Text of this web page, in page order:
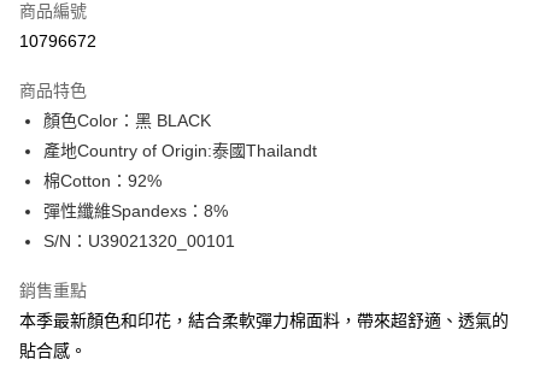
信用卡分期付款
合作金庫商業銀行
華南商業銀行
上海商業儲蓄銀行
台北富邦商業銀行
國泰世華商業銀行
臺灣中小企業銀行
元大商業銀行
台新國際商業銀行
中國信託商業銀行
台灣樂天信用卡公司
超商取貨付款
LINE Pay
Apple Pay
街口支付
悠遊付
全盈+PAY
商品編號
10796672
商品特色
顏色Color：黑 BLACK
產地Country of Origin:泰國Thailandt
棉Cotton：92%
彈性纖維Spandexs：8%
S/N：U39021320_00101
銷售重點
本季最新顏色和印花，結合柔軟彈力棉面料，帶來超舒適、透氣的
貼合感。